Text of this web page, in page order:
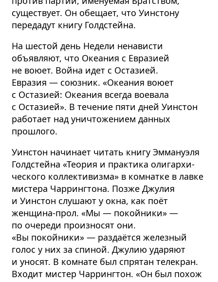
существует. Он обещает, что Уинстону
передадут книгу Голдстейна.
На шестой день Недели ненависти
объявляют, что Океания с Евразией
не воюет. Война идет с Остазией.
Евразия — союзник. «Океания воюет
с Остазией: Океания всегда воевала
с Остазией». В течение пяти дней Уинстон
работает над уничтожением данных
прошлого.
Уинстон начинает читать книгу Эммануэля
Голдстейна «Теория и практика олигархи­
ческого коллективизма» в комнатке в лавке
мистера Чаррингтона. Позже Джулия
и Уинстон слушают у окна, как поёт
женщина-прол. «Мы — покойники» —
по очереди произносят они.
«Вы покойники» — раздаётся железный
голос у них за спиной. Джулию ударяют
и уносят. В комнате был спрятан телекран.
Входит мистер Чаррингтон. «Он был похож